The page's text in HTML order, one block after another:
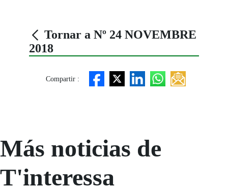
Tornar a Nº 24 NOVEMBRE
2018
Compartir :
Más noticias de
T'interessa